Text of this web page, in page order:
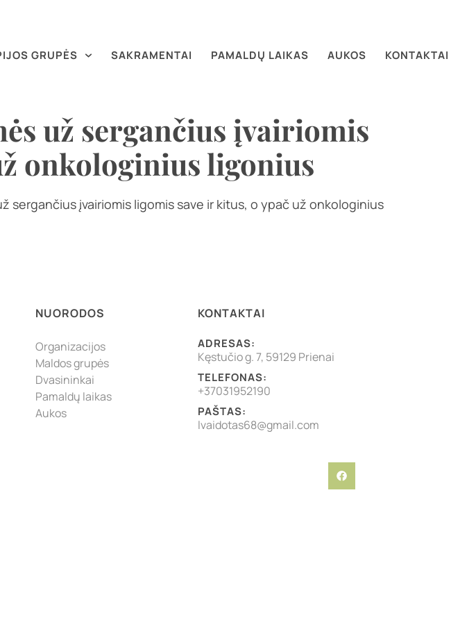
GRUPĖS SAKRAMENTAI PAMALDŲ LAIKAS AUKOS KONTAKTAI
už sergančius įvairiomis
onkologinius ligonius
sergančius įvairiomis ligomis save ir kitus, o ypač už onkologinius
NUORODOS
Organizacijos
Maldos grupės
Dvasininkai
Pamaldų laikas
Aukos
KONTAKTAI
ADRESAS:
Kęstučio g. 7, 59129 Prienai
TELEFONAS:
+37031952190
PAŠTAS:
lvaidotas68@gmail.com